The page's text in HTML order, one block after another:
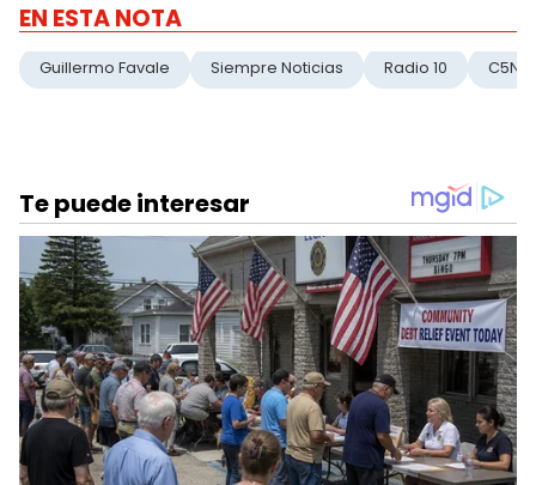
EN ESTA NOTA
Guillermo Favale Siempre Noticias Radio 10 C5N